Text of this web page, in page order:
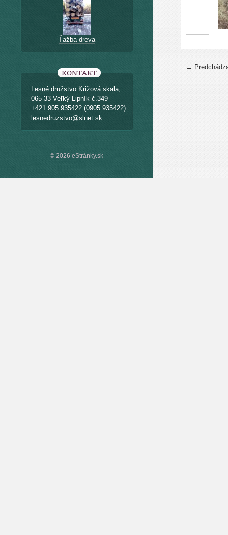
←
Ťažba dreva
KONTAKT
Lesné družstvo Križová skala,
065 33 Veľký Lipník č.349
+421 905 935422 (0905 935422)
lesnedruzstvo@slnet.sk
© 2026 eStránky.sk